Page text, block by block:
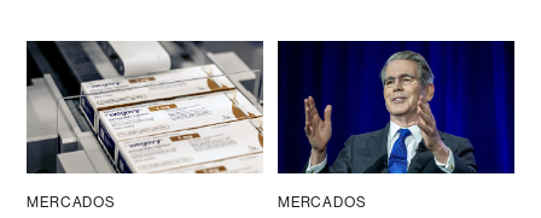
MERCADOS MERCADOS